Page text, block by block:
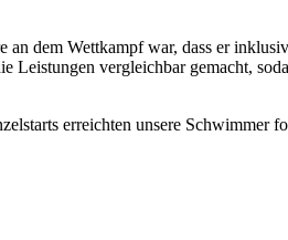
dem Wettkampf war, dass er
Leistungen vergleichbar gemacht,
erreichten unsere Schwimmer